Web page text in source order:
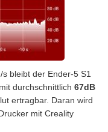
s bleibt der Ender-5 S1
mit durchschnittlich 67dB
ertragbar. Daran wird
mit Creality